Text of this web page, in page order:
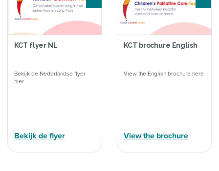
KCT flyer NL
Bekijk de Nederlandse flyer
hier
Bekijk de flyer
KCT brochure English
View the English brochure here
View the brochure